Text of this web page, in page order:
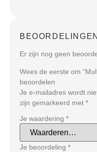
BEOORDELINGEN
Er zijn nog geen
Wees de eerste om
beoordelen
Je e-mailadres wordt
zijn gemarkeerd met *
Je waardering *
Je beoordeling *